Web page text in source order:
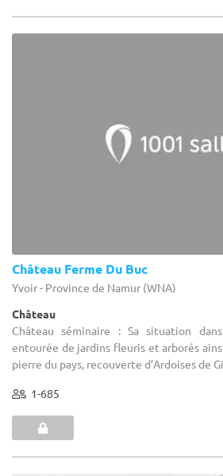
Château Ferme Du Buc
Yvoir - Province de Namur (WNA)
Château
Château séminaire : Sa situation
entourée de jardins fleuris et arborés
pierre du pays, recouverte d’Ardoises de
1-685